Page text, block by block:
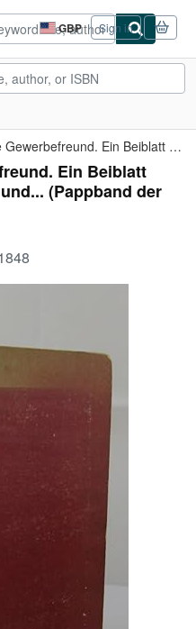
GBP
Site
shopping
preferences
Sign in
Der Bayerische Gewerbefreund. Ein Beiblatt zum Bayerischen Kunst...
Ein Beiblatt
(Pappband der